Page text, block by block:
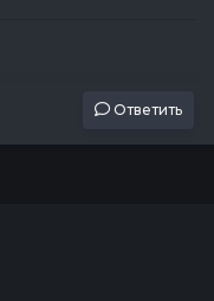
Ответить